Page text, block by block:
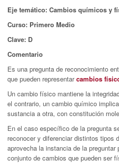
Eje temático: Cambios químicos y
Curso: Primero Medio
Clave: D
Comentario
Es una pregunta de reconocimiento
que pueden representarcambios
Un cambio físico mantiene la
el contrario, un cambio químico
sustancia a otra, con constitución
En el caso específico de la pregunta
reconocer y diferenciar distintos tipos
aprovecha la instancia de la
conjunto de cambios que pueden ser